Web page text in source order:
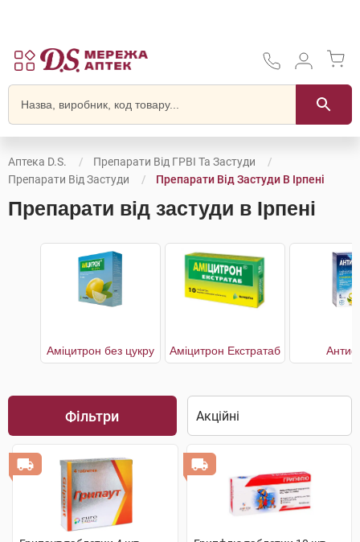
Аптека D.S.
Препарати Від ГРВІ Та Застуди
Препарати Від Застуди
Препарати Від Застуди В Ірпені
Препарати від застуди в Ірпені
Аміцитрон без цукру Аміцитрон Екстратаб
Фільтри